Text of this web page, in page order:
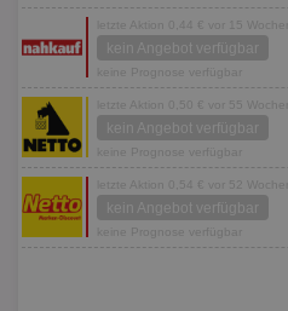
letzte Aktion 0,44 € vor 15 Wochen
kein Angebot verfügbar
keine Prognose verfügbar
letzte Aktion 0,50 € vor 55 Wochen
kein Angebot verfügbar
keine Prognose verfügbar
letzte Aktion 0,54 € vor 52 Wochen
kein Angebot verfügbar
keine Prognose verfügbar